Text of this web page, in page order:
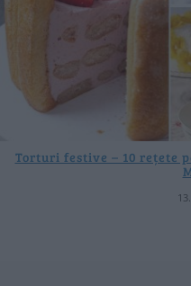
Torturi festive – 10 rețete